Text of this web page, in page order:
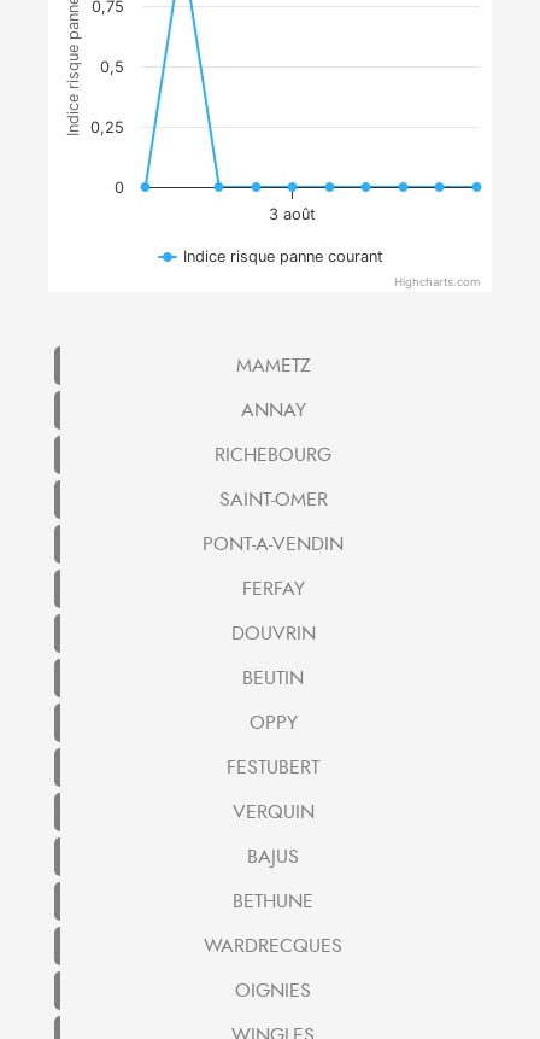
3 août
0
0,25
0,5
0,75
Indice risque panne courant
Highcharts.com
MAMETZ
ANNAY
RICHEBOURG
SAINT-OMER
PONT-A-VENDIN
FERFAY
DOUVRIN
BEUTIN
OPPY
FESTUBERT
VERQUIN
BAJUS
BETHUNE
WARDRECQUES
OIGNIES